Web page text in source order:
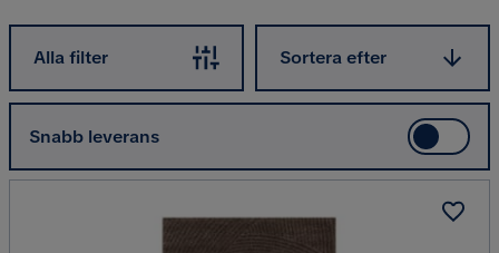
Alla filter
Sortera efter
Snabb leverans